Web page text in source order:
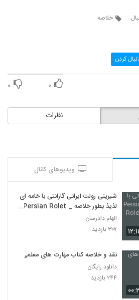
خلاصه
کردن
۰ ۰
نظرات
ویدیوهای کانال
شیرینی رولت ایرانی گارانتی با خامه ای
لذیذ بطور خلاصه Persian Rolet _
Episode 38 short cut
الهام دادرسان
۳۰۷ بازدید
نقد و خلاصه کتاب مهارت های معلمی
دانلود رایگان
۲۴۴ بازدید